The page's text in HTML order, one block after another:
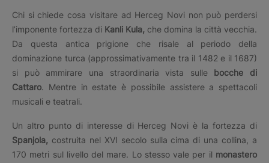
Chi si chiede cosa visitare ad Herceg Novi non può perdersi
l’imponente fortezza di Kanli Kula, che domina la città vecchia.
Da questa antica prigione che risale al periodo della
dominazione turca (approssimativamente tra il 1482 e il 1687)
si può ammirare una straordinaria vista sulle bocche di
Cattaro. Mentre in estate è possibile assistere a spettacoli
musicali e teatrali.
Un altro punto di interesse di Herceg Novi è la fortezza di
Spanjola, costruita nel XVI secolo sulla cima di una collina, a
170 metri sul livello del mare. Lo stesso vale per il monastero